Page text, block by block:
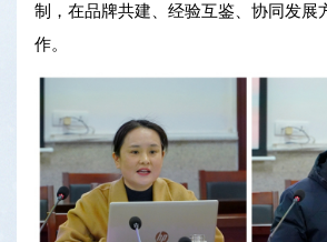
制，在品牌共建、经验互鉴、协同发展
作。